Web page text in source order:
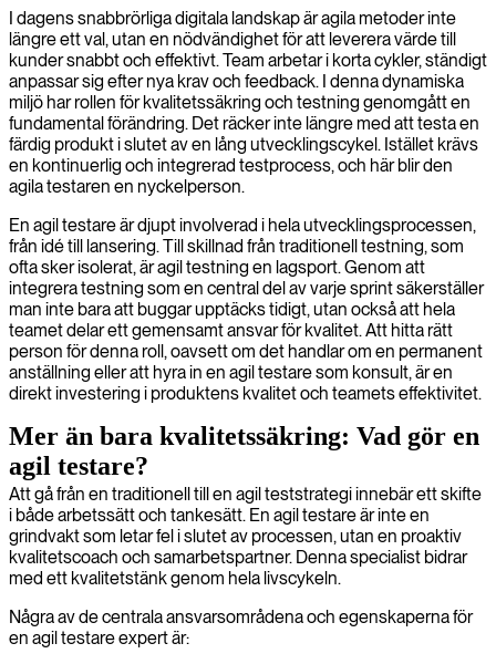
Vi erbjuder expertis inom agil testning för att säkerställa att din
mjukvaruutveckling levererar tillförlitliga produkter av hög kvalitet
som möter användarnas behov genom kontinuerlig validering och
återkoppling.
I dagens snabbrörliga digitala landskap är agila metoder inte
längre ett val, utan en nödvändighet för att leverera värde till
kunder snabbt och effektivt. Team arbetar i korta cykler, ständigt
anpassar sig efter nya krav och feedback. I denna dynamiska
miljö har rollen för kvalitetssäkring och testning genomgått en
fundamental förändring. Det räcker inte längre med att testa en
färdig produkt i slutet av en lång utvecklingscykel. Istället krävs
en kontinuerlig och integrerad testprocess, och här blir den
agila testaren en nyckelperson.
En agil testare är djupt involverad i hela utvecklingsprocessen,
från idé till lansering. Till skillnad från traditionell testning, som
ofta sker isolerat, är agil testning en lagsport. Genom att
integrera testning som en central del av varje sprint säkerställer
man inte bara att buggar upptäcks tidigt, utan också att hela
teamet delar ett gemensamt ansvar för kvalitet. Att hitta rätt
person för denna roll, oavsett om det handlar om en permanent
anställning eller att hyra in en agil testare som konsult, är en
direkt investering i produktens kvalitet och teamets effektivitet.
Mer än bara kvalitetssäkring: Vad gör en
agil testare?
Att gå från en traditionell till en agil teststrategi innebär ett skifte
i både arbetssätt och tankesätt. En agil testare är inte en
grindvakt som letar fel i slutet av processen, utan en proaktiv
kvalitetscoach och samarbetspartner. Denna specialist bidrar
med ett kvalitetstänk genom hela livscykeln.
Några av de centrala ansvarsområdena och egenskaperna för
en agil testare expert är: